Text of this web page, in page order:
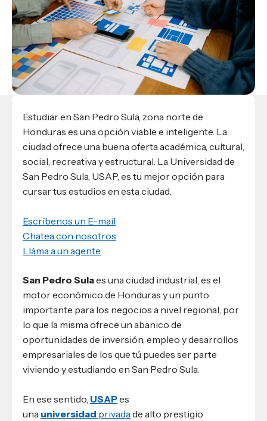
Escuela de Ciencias de la Comunicación
Escuela de Ciencias de la Salud
Escuela de Arquitectura
Ver toda la oferta académica
Negocios
Datos de contacto
admisiones@usap.edu
+504 2561-8727
Ave. Circunvalación, San Pedro Sula,
Honduras, C.A.
EXCELENCIA USAP
Lifelong Learning University
Responsabilidad social y sostenibilidad
Empleabilidad
¿Que es USAP+?
RECURSOS
Guía de Servicios Académicos y Administrativos
Manual M365
Manual Moddle
Normas Académicas
Experiencias de alumnos
internacionales
Conocé experiencias
Evento
USAP integra RediEShn
Leer artículo
Estudiar en San Pedro Sula, zona norte de
Honduras es una opción viable e inteligente. La
ciudad ofrece una buena oferta académica, cultural,
social, recreativa y estructural. La Universidad de
San Pedro Sula, USAP, es tu mejor opción para
cursar tus estudios en esta ciudad.
Escríbenos un E-mail
Chatea con nosotros
Lláma a un agente
San Pedro Sulaes una ciudad industrial, es el
motor económico de Honduras y un punto
importante para los negocios a nivel regional, por
lo que la misma ofrece un abanico de
oportunidades de inversión, empleo y desarrollos
empresariales de los que tú puedes ser parte
viviendo y estudiando en San Pedro Sula.
En ese sentido, USAPes
una universidad privadade alto prestigio